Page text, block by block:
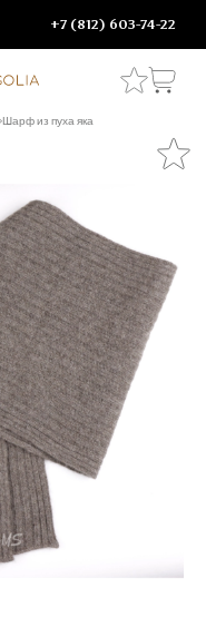
+7 (812) 603-74-22
Шарф из пуха яка